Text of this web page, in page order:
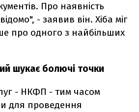
Про наявність
- заявив він. Хіба міг
про одного з найбільших
шукає болючі точки
- НКФП - тим часом
для проведення